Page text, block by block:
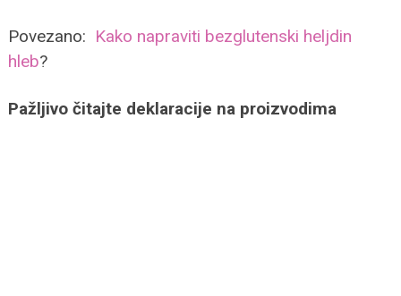
Povezano: Kako napraviti bezglutenski heljdin
hleb?
Pažljivo čitajte deklaracije na proizvodima